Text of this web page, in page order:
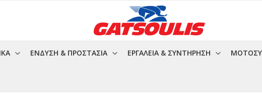
ΈΝΔΥΣΗ & ΠΡΟΣΤΑΣΊΑ ΕΡΓΑΛΕΊΑ & ΣΥΝΤΉΡΗΣΗ